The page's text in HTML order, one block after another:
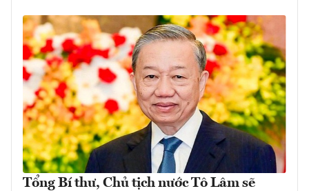
Tổng Bí thư, Chủ tịch nước Tô Lâm sẽ